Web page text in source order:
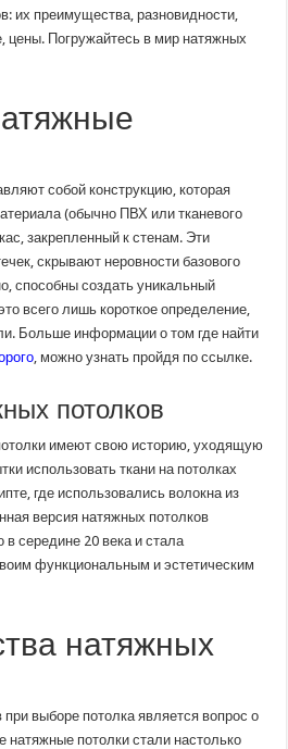
их преимущества, разновидности,
цены. Погружайтесь в мир натяжных
собой конструкцию, которая
(обычно ПВХ или тканевого
закрепленный к стенам. Эти
скрывают неровности базового
способны создать уникальный
всего лишь короткое определение,
Больше информации о том где найти
, можно узнать пройдя по ссылке.
потолков
имеют свою историю, уходящую
использовать ткани на потолках
где использовались волокна из
версия натяжных потолков
в середине 20 века и стала
функциональным и эстетическим
натяжных
выборе потолка является вопрос о
потолки стали настолько